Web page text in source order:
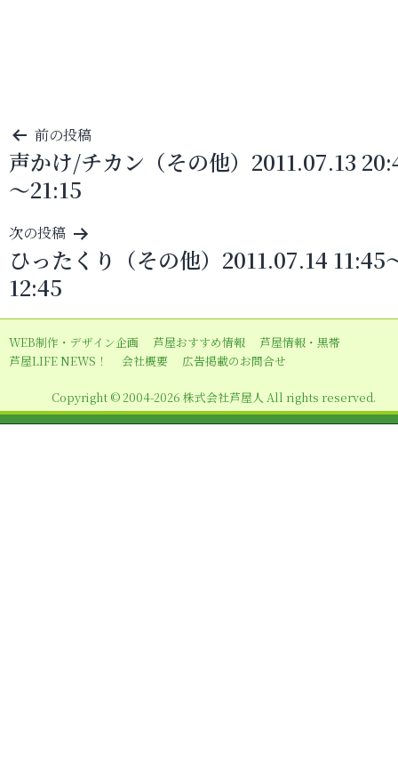
投
稿
ナ
ビ
ゲ
ー
シ
ョ
ン
前の投稿
声かけ/チカン（その他）2011.07.13
～21:15
次の投稿
ひったくり（その他）2011.07.14 11:45
12:45
WEB制作・デザイン企画 芦屋おすすめ情報
芦屋情報・黒帯
芦屋LIFE NEWS！
会社概要 広告掲載のお問合せ
Copyright © 2004-2026 株式会社芦屋人 All rights reserved.